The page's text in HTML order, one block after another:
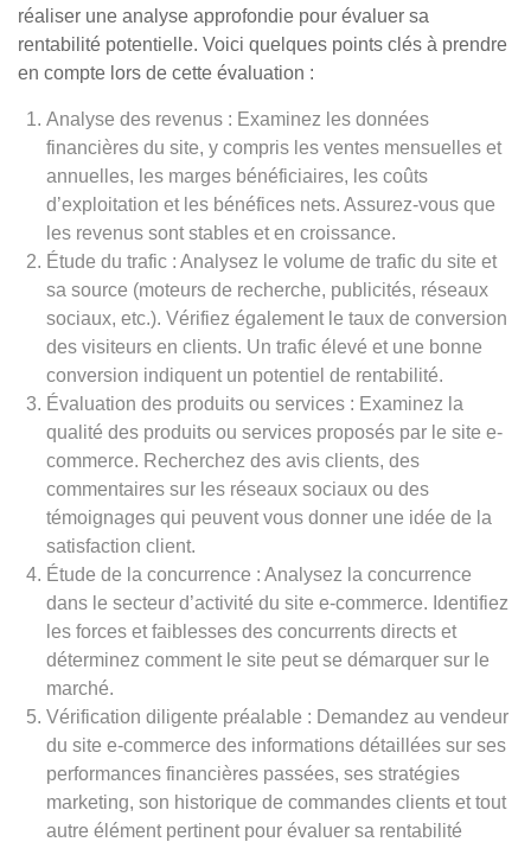
réaliser une analyse approfondie pour évaluer sa
rentabilité potentielle. Voici quelques points clés à prendre
en compte lors de cette évaluation :
Analyse des revenus : Examinez les données
financières du site, y compris les ventes mensuelles et
annuelles, les marges bénéficiaires, les coûts
d’exploitation et les bénéfices nets. Assurez-vous que
les revenus sont stables et en croissance.
Étude du trafic : Analysez le volume de trafic du site et
sa source (moteurs de recherche, publicités, réseaux
sociaux, etc.). Vérifiez également le taux de conversion
des visiteurs en clients. Un trafic élevé et une bonne
conversion indiquent un potentiel de rentabilité.
Évaluation des produits ou services : Examinez la
qualité des produits ou services proposés par le site e-
commerce. Recherchez des avis clients, des
commentaires sur les réseaux sociaux ou des
témoignages qui peuvent vous donner une idée de la
satisfaction client.
Étude de la concurrence : Analysez la concurrence
dans le secteur d’activité du site e-commerce. Identifiez
les forces et faiblesses des concurrents directs et
déterminez comment le site peut se démarquer sur le
marché.
Vérification diligente préalable : Demandez au vendeur
du site e-commerce des informations détaillées sur ses
performances financières passées, ses stratégies
marketing, son historique de commandes clients et tout
autre élément pertinent pour évaluer sa rentabilité